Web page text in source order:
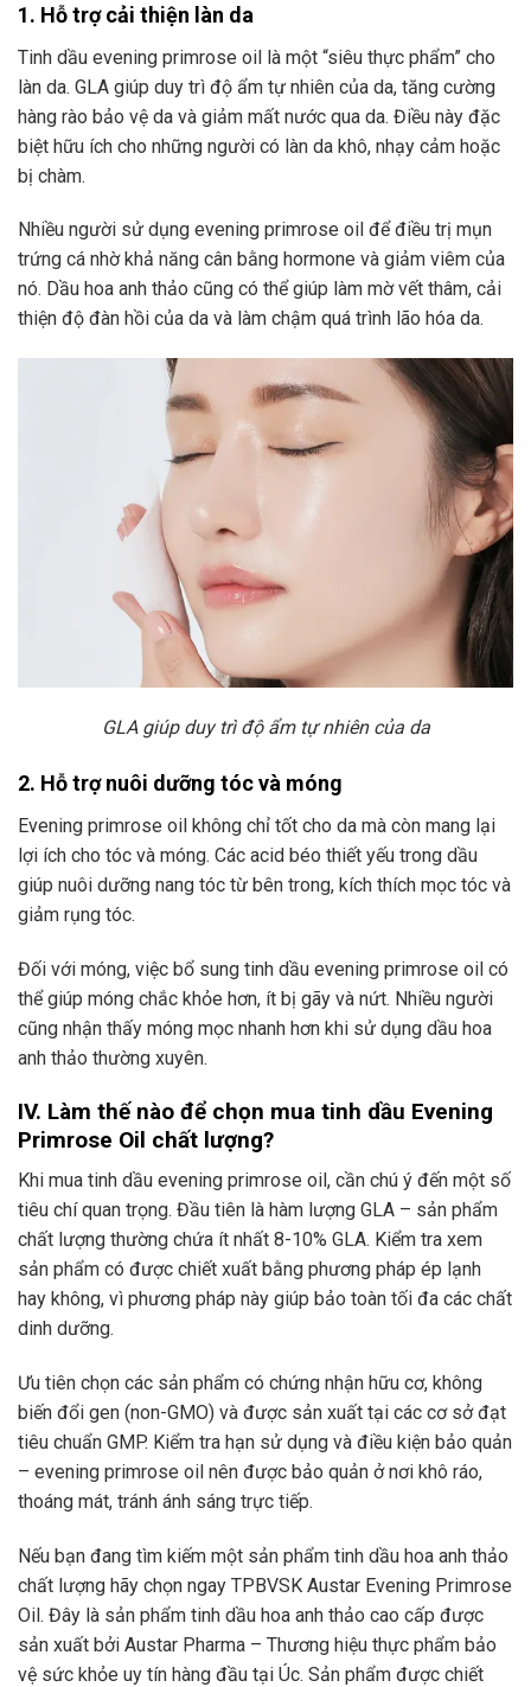
1. Hỗ trợ cải thiện làn da
Tinh dầu evening primrose oil là một “siêu thực phẩm” cho
làn da. GLA giúp duy trì độ ẩm tự nhiên của da, tăng cường
hàng rào bảo vệ da và giảm mất nước qua da. Điều này đặc
biệt hữu ích cho những người có làn da khô, nhạy cảm hoặc
bị chàm.
Nhiều người sử dụng evening primrose oil để điều trị mụn
trứng cá nhờ khả năng cân bằng hormone và giảm viêm của
nó. Dầu hoa anh thảo cũng có thể giúp làm mờ vết thâm, cải
thiện độ đàn hồi của da và làm chậm quá trình lão hóa da.
GLA giúp duy trì độ ẩm tự nhiên của da
2. Hỗ trợ nuôi dưỡng tóc và móng
Evening primrose oil không chỉ tốt cho da mà còn mang lại
lợi ích cho tóc và móng. Các acid béo thiết yếu trong dầu
giúp nuôi dưỡng nang tóc từ bên trong, kích thích mọc tóc và
giảm rụng tóc.
Đối với móng, việc bổ sung tinh dầu evening primrose oil có
thể giúp móng chắc khỏe hơn, ít bị gãy và nứt. Nhiều người
cũng nhận thấy móng mọc nhanh hơn khi sử dụng dầu hoa
anh thảo thường xuyên.
IV. Làm thế nào để chọn mua tinh dầu Evening
Primrose Oil chất lượng?
Khi mua tinh dầu evening primrose oil, cần chú ý đến một số
tiêu chí quan trọng. Đầu tiên là hàm lượng GLA – sản phẩm
chất lượng thường chứa ít nhất 8-10% GLA. Kiểm tra xem
sản phẩm có được chiết xuất bằng phương pháp ép lạnh
hay không, vì phương pháp này giúp bảo toàn tối đa các chất
dinh dưỡng.
Ưu tiên chọn các sản phẩm có chứng nhận hữu cơ, không
biến đổi gen (non-GMO) và được sản xuất tại các cơ sở đạt
tiêu chuẩn GMP. Kiểm tra hạn sử dụng và điều kiện bảo quản
– evening primrose oil nên được bảo quản ở nơi khô ráo,
thoáng mát, tránh ánh sáng trực tiếp.
Nếu bạn đang tìm kiếm một sản phẩm tinh dầu hoa anh thảo
chất lượng hãy chọn ngay TPBVSK Austar Evening Primrose
Oil. Đây là sản phẩm tinh dầu hoa anh thảo cao cấp được
sản xuất bởi Austar Pharma – Thương hiệu thực phẩm bảo
vệ sức khỏe uy tín hàng đầu tại Úc. Sản phẩm được chiết